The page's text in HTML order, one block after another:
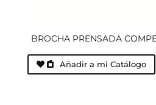
BROCHA PRENSADA
Añadir a mi Catálogo